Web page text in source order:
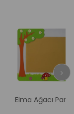
Elma Ağacı Pano